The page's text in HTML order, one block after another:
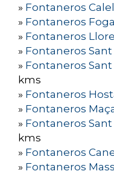
» Fontaneros
» Fontaneros
» Fontaneros
» Fontaneros
» Fontaneros
kms
» Fontaneros
» Fontaneros
» Fontaneros
kms
» Fontaneros
» Fontaneros